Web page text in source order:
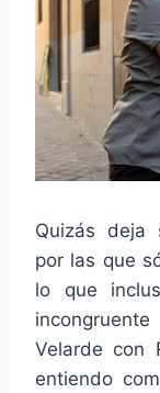
Quizás deja
por las que
lo que
Velarde con
entiendo